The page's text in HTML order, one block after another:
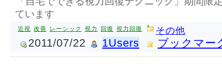
ています
近視 改善 レーシック 視力 回復 視力回復 その他
2011/07/22 1Users ブックマー